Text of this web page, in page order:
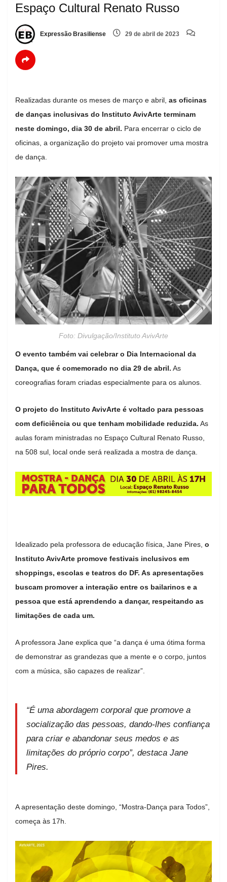
Espaço Cultural Renato Russo
Expressão Brasiliense 29 de abril de 2023
Realizadas durante os meses de março e abril, as oficinas
de danças inclusivas do Instituto AvivArte terminam
neste domingo, dia 30 de abril. Para encerrar o ciclo de
oficinas, a organização do projeto vai promover uma mostra
de dança.
Foto: Divulgação/Instituto AvivArte
O evento também vai celebrar o Dia Internacional da
Dança, que é comemorado no dia 29 de abril. As
coreografias foram criadas especialmente para os alunos.
O projeto do Instituto AvivArte é voltado para pessoas
com deficiência ou que tenham mobilidade reduzida. As
aulas foram ministradas no Espaço Cultural Renato Russo,
na 508 sul, local onde será realizada a mostra de dança.
Idealizado pela professora de educação física, Jane Pires, o
Instituto AvivArte promove festivais inclusivos em
shoppings, escolas e teatros do DF. As apresentações
buscam promover a interação entre os bailarinos e a
pessoa que está aprendendo a dançar, respeitando as
limitações de cada um.
A professora Jane explica que “a dança é uma ótima forma
de demonstrar as grandezas que a mente e o corpo, juntos
com a música, são capazes de realizar”.
“É uma abordagem corporal que promove a
socialização das pessoas, dando-lhes confiança
para criar e abandonar seus medos e as
limitações do próprio corpo”, destaca Jane
Pires.
A apresentação deste domingo, “Mostra-Dança para Todos”,
começa às 17h.